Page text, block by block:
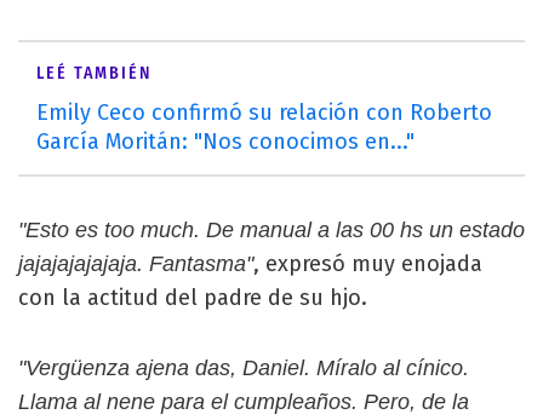
LEÉ TAMBIÉN
Emily Ceco confirmó su relación con Roberto
García Moritán: "Nos conocimos en..."
"Esto es too much. De manual a las 00 hs un estado
jajajajajajaja. Fantasma", expresó muy enojada
con la actitud del padre de su hjo.
"Vergüenza ajena das, Daniel. Míralo al cínico.
Llama al nene para el cumpleaños. Pero, de la